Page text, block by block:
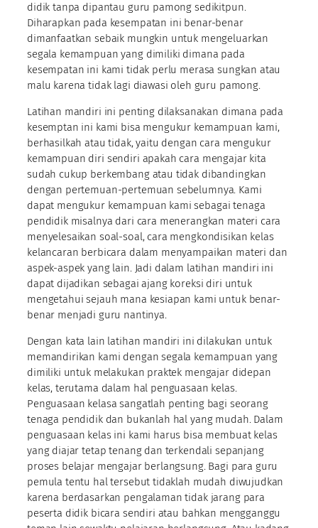
didik tanpa dipantau guru pamong sedikitpun.
Diharapkan pada kesempatan ini benar-benar
dimanfaatkan sebaik mungkin untuk mengeluarkan
segala kemampuan yang dimiliki dimana pada
kesempatan ini kami tidak perlu merasa sungkan atau
malu karena tidak lagi diawasi oleh guru pamong.
Latihan mandiri ini penting dilaksanakan dimana pada
kesemptan ini kami bisa mengukur kemampuan kami,
berhasilkah atau tidak, yaitu dengan cara mengukur
kemampuan diri sendiri apakah cara mengajar kita
sudah cukup berkembang atau tidak dibandingkan
dengan pertemuan-pertemuan sebelumnya. Kami
dapat mengukur kemampuan kami sebagai tenaga
pendidik misalnya dari cara menerangkan materi cara
menyelesaikan soal-soal, cara mengkondisikan kelas
kelancaran berbicara dalam menyampaikan materi dan
aspek-aspek yang lain. Jadi dalam latihan mandiri ini
dapat dijadikan sebagai ajang koreksi diri untuk
mengetahui sejauh mana kesiapan kami untuk benar-
benar menjadi guru nantinya.
Dengan kata lain latihan mandiri ini dilakukan untuk
memandirikan kami dengan segala kemampuan yang
dimiliki untuk melakukan praktek mengajar didepan
kelas, terutama dalam hal penguasaan kelas.
Penguasaan kelasa sangatlah penting bagi seorang
tenaga pendidik dan bukanlah hal yang mudah. Dalam
penguasaan kelas ini kami harus bisa membuat kelas
yang diajar tetap tenang dan terkendali sepanjang
proses belajar mengajar berlangsung. Bagi para guru
pemula tentu hal tersebut tidaklah mudah diwujudkan
karena berdasarkan pengalaman tidak jarang para
peserta didik bicara sendiri atau bahkan mengganggu